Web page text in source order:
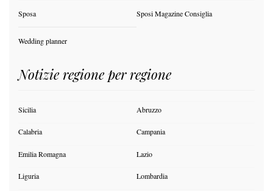
Sposa Sposi Magazine Consiglia
Wedding planner
Notizie regione per regione
Sicilia Abruzzo
Calabria Campania
Emilia Romagna Lazio
Liguria Lombardia